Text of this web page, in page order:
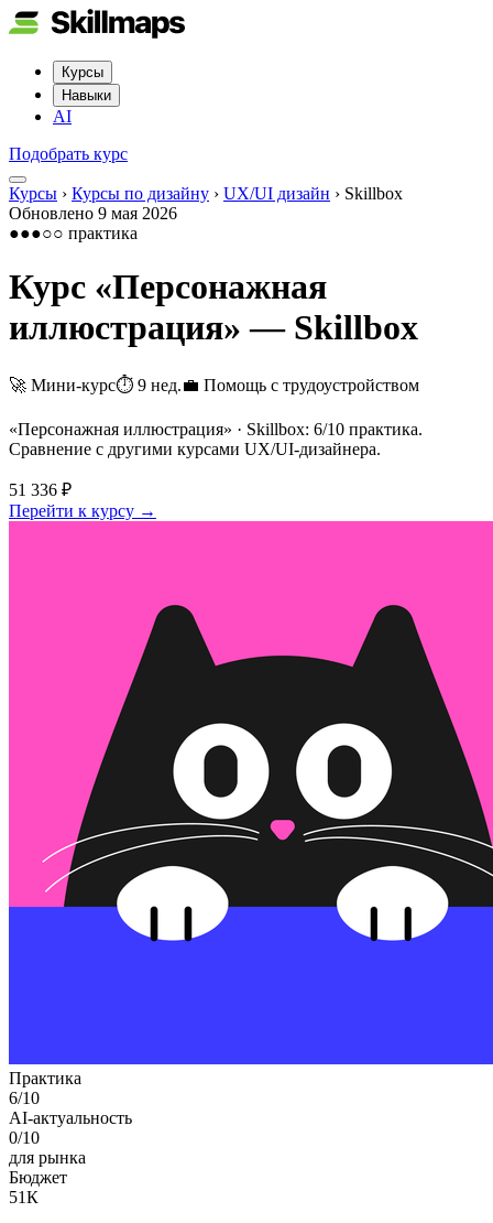
Курсы
Навыки
AI
Подобрать курс
Курсы › Курсы по дизайну › UX/UI дизайн › Skillbox
Обновлено 9 мая 2026
●●●○○ практика
Курс «Персонажная
иллюстрация» — Skillbox
🚀 Мини-курс⏱ 9 нед.💼 Помощь с трудоустройством
«Персонажная иллюстрация» · Skillbox: 6/10 практика.
Сравнение с другими курсами UX/UI-дизайнера.
51 336 ₽
Перейти к курсу →
Практика
6/10
AI-актуальность
0/10
для рынка
Бюджет
51К